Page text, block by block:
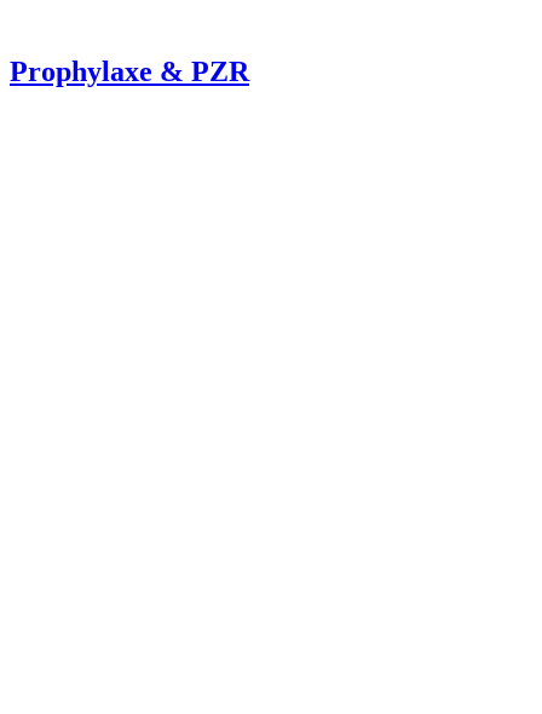
Prophylaxe & PZR